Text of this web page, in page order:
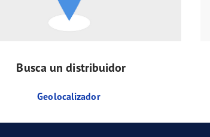
Busca un distribuidor
Geolocalizador